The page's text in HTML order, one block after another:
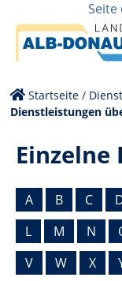
Seite
Startseite /
Dienstleistungen
Einzelne
A B C
L
M N
V
W X